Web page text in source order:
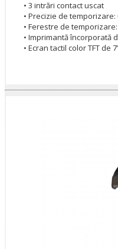
• 3 intrări contact uscat
• Precizie de temporizare:
• Ferestre de temporizare:
• Imprimantă încorporată
• Ecran tactil color TFT de